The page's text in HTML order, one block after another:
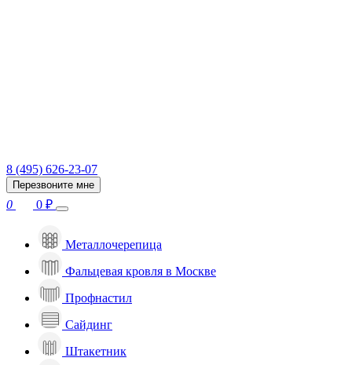
8 (495) 626-23-07
Перезвоните мне
0 0 ₽
Металлочерепица
Фальцевая кровля в Москве
Профнастил
Сайдинг
Штакетник